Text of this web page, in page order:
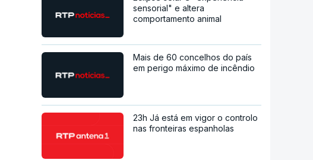
sensorial" e altera
comportamento animal
Mais de 60 concelhos do país
em perigo máximo de incêndio
23h Já está em vigor o controlo
nas fronteiras espanholas